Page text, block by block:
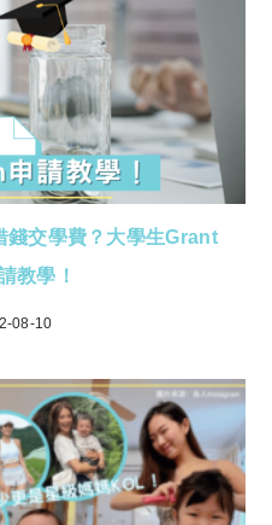
錢交學費？大學生Grant
教學！
08-10